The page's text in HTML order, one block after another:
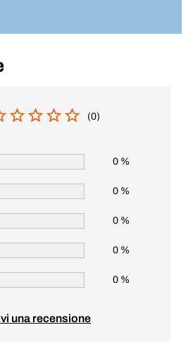
(0)
0 %
0 %
0 %
0 %
0 %
una recensione